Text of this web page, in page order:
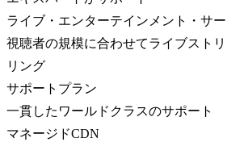
ライブ・エンターテインメント・サ
視聴者の規模に合わせてライブスト
リング
サポートプラン
一貫したワールドクラスのサポート
マネージドCDN